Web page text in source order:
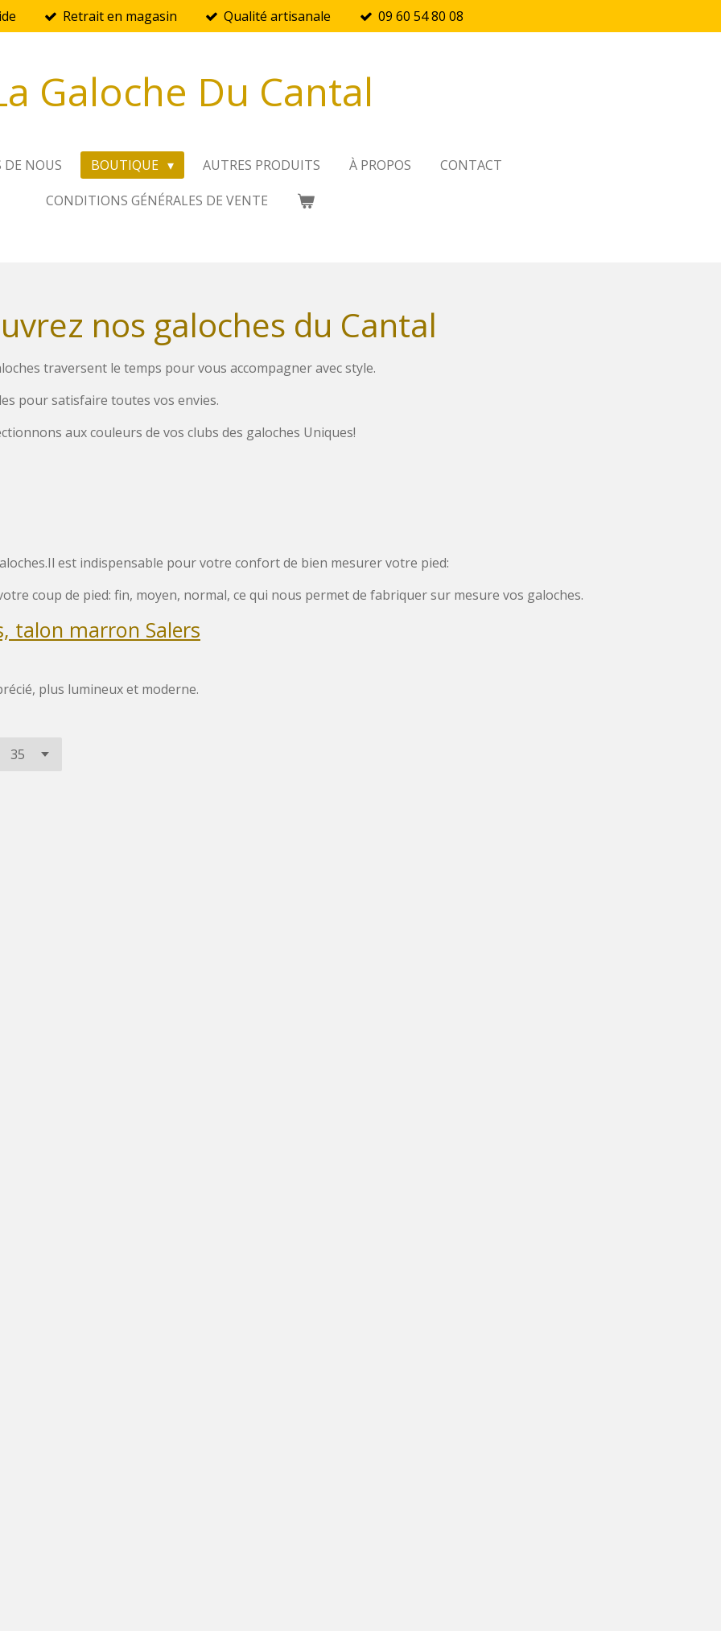
Retrait en magasin Qualité artisanale 09 60 54 80 08
Galoche Du Cantal
DE NOUS BOUTIQUE AUTRES PRODUITS À PROPOS
CONTACT
CONDITIONS GÉNÉRALES DE VENTE
nos galoches du Cantal
traversent le temps pour vous accompagner avec style.
pour satisfaire toutes vos envies.
aux couleurs de vos clubs des galoches Uniques!
est indispensable pour votre confort de bien mesurer votre pied:
coup de pied: fin, moyen, normal, ce qui nous permet de fabriquer sur mesure vos galoches.
talon marron Salers
plus lumineux et moderne.